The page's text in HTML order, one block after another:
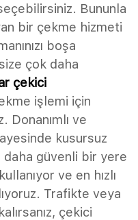
Bununla
bir çekme hizmeti
boşa
çok daha
çekici
işlemi için
Donanımlı ve
kusursuz
daha güvenli bir yere
ve en hızlı
Trafikte veya
çekici